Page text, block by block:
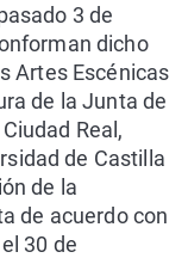
3 de
dicho
Artes Escénicas
de la Junta de
Real,
de Castilla
de la
de acuerdo con
30 de